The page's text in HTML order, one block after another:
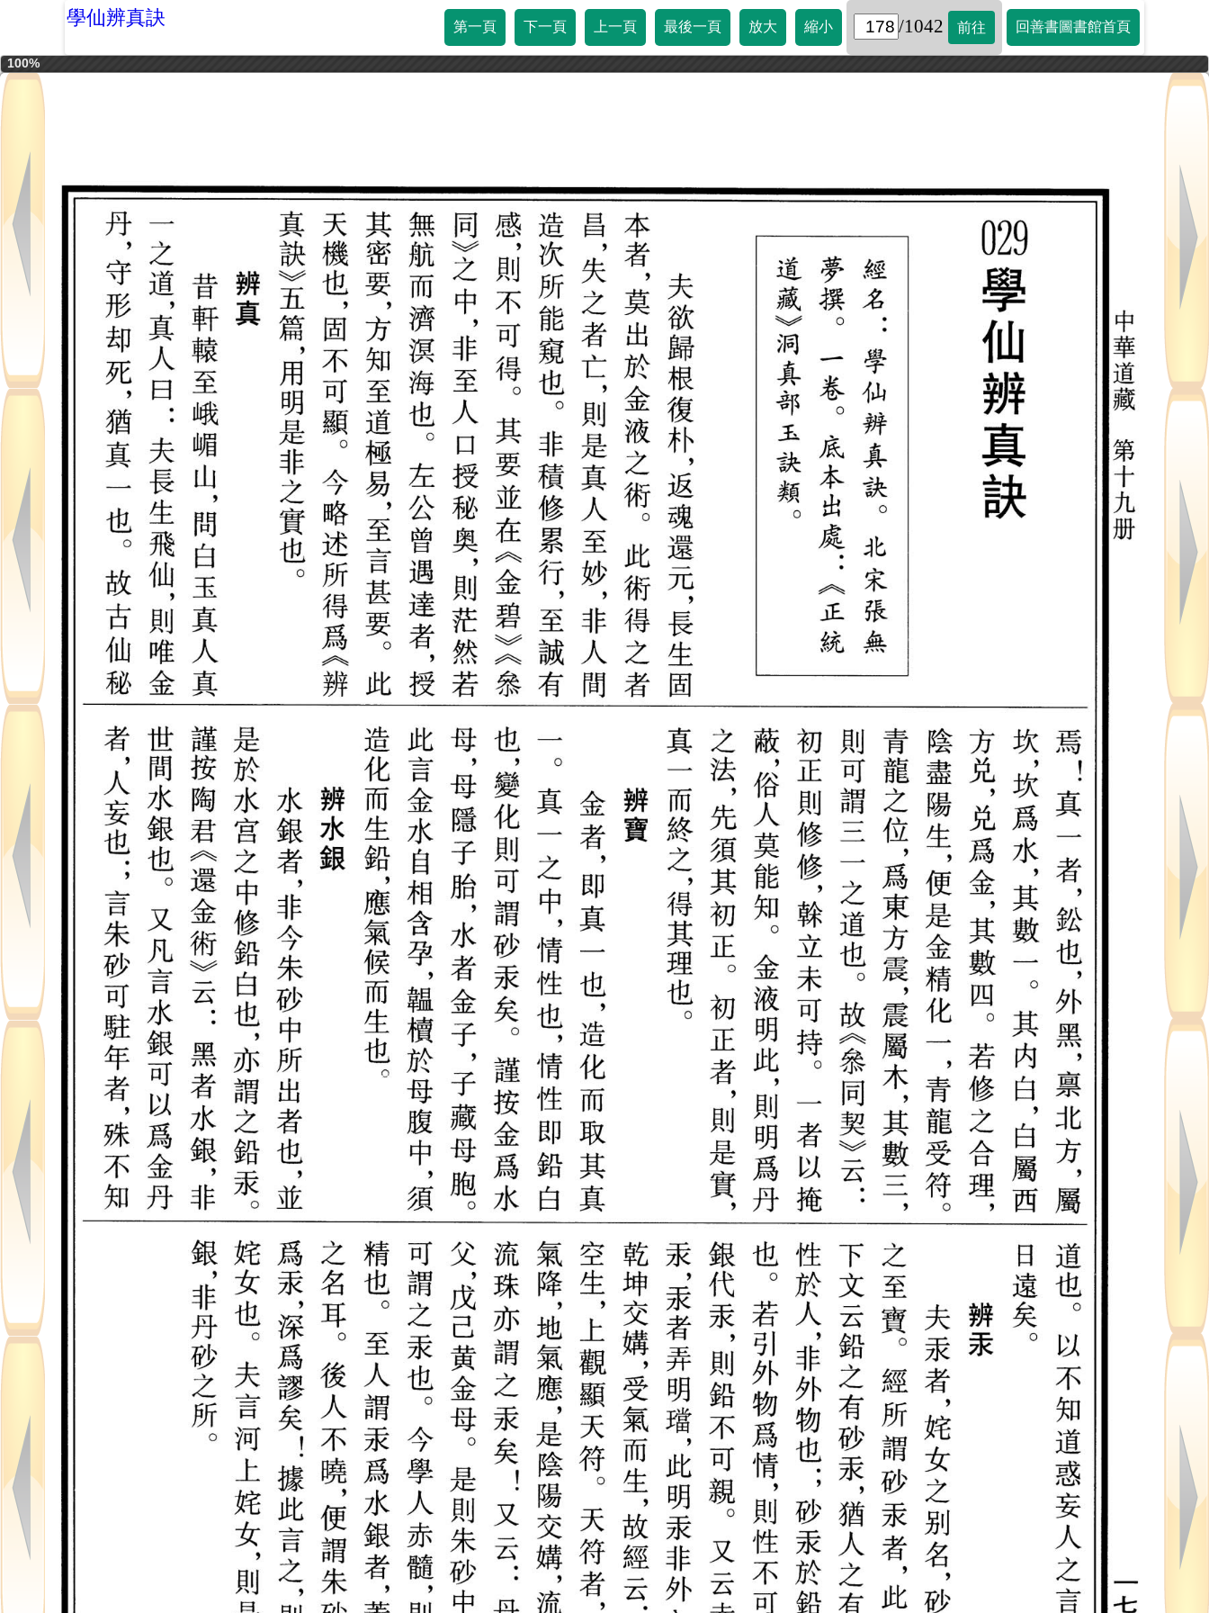
學仙辨真訣 第一頁 下一頁 上一頁 最後一頁 放大 縮小 /1042 前往 回善書圖書館首頁
100%